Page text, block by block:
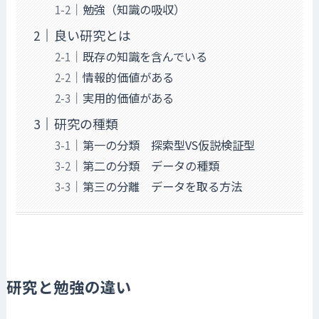
勉強（知識の吸収）
良い研究とは
既存の知識を含んでいる
情報的価値がある
実用的価値がある
研究の種類
第一の分類 探索型VS仮説検証型
第二の分類 データの種類
第三の分離 データを取る方法
研究と勉強の違い